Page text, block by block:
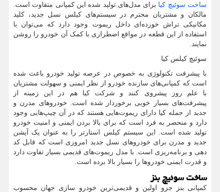
ساخت سوئیچ کیا برای مدل‌های تولید شده این کمپانی متفاوت است.
مالکان و مشتریان محترم در سیستم‌های کیلس نسل جدید، کلید
مکانیکی تراش خورده‌ای داخل ریموت وجود دارد که می‌توان با
استفاده از این قطعه در مواقع اضطراری با کمک آن خودرو را روشن
نمایند.
سوئیچ کیلس کیا
با پیشرفت تکنولوژی به خصوص در عرصه تولید خودرو باعث شده
است که کمپانی‌های سازنده خودرو از نظر ایمنی و سهولت مشتریان
با علم روز پیشروی کنند و شرکت کیا هم در این زمینه از
پیشرفت‌های بسیار خوبی برخوردار شده است. خودروهای مدرن و
جدید از جمله کیا دارای ریموت‌هایی هستند که در آن چیپ‌هایی وجود
دارد و منحصر به فرد است که برای بالا بردن ایمنی و امنیت خودرو
تولید شده است. این سیستم کیلس استارتر را به عنوان یک آپشن
جدید و مدرن برای خودروهای نسل جدید امروزی است که قابل کد
دهی و برنامه‌ریزی است. با مدل ریموت‌های قدیمی بسیار تفاوت دارد
و قدرت ایمنی خودروها را بسیار بالا برده است.
ساخت سوئیچ بنز
کمپانی بنز جزو اولین و قدیمی‌ترین خودرو سازی جهان محسوب